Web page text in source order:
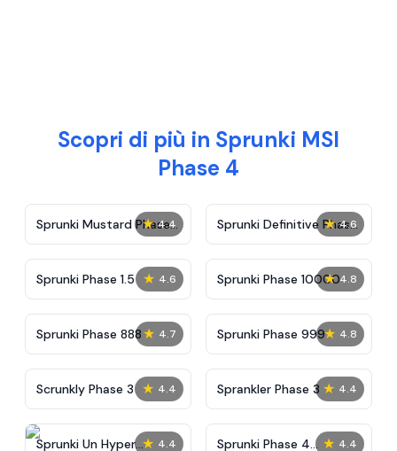
Scopri di più in Sprunki MSI
Phase 4
★ 4.4
Sprunki Mustard Phase
2
★ 4.6
Sprunki Definitive Phase
7
★ 4.6
Sprunki Phase 1.5 ★ 4.8
Sprunki Phase 10000
★ 4.7
Sprunki Phase 888 ★ 4.8
Sprunki Phase 999
★ 4.4
Scrunkly Phase 3 ★ 4.4
Sprankler Phase 3
★ 4.4
Sprunki Un Hyper
★ 4.4
Sprunki Phase 4